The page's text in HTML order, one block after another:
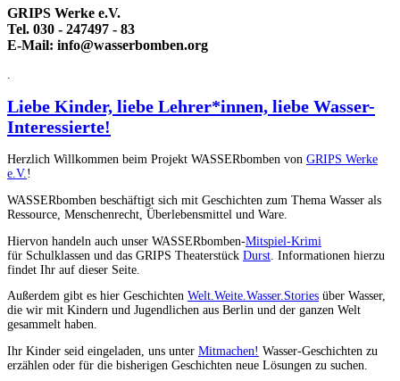
GRIPS Werke e.V.
Tel. 030 - 247497 - 83
E-Mail: info@wasserbomben.org
Liebe Kinder, liebe Lehrer*innen, liebe Wasser-
Interessierte!
Herzlich Willkommen beim Projekt WASSERbomben von GRIPS Werke
e.V.!
WASSERbomben beschäftigt sich mit Geschichten zum Thema Wasser als
Ressource, Menschenrecht, Überlebensmittel und Ware.
Hiervon handeln auch unser WASSERbomben-Mitspiel-Krimi
für Schulklassen und das GRIPS Theaterstück Durst . Informationen hierzu
findet Ihr auf dieser Seite.
Außerdem gibt es hier Geschichten Welt.Weite.Wasser.Stories über Wasser,
die wir mit Kindern und Jugendlichen aus Berlin und der ganzen Welt
gesammelt haben.
Ihr Kinder seid eingeladen, uns unter Mitmachen! Wasser-Geschichten zu
erzählen oder für die bisherigen Geschichten neue Lösungen zu suchen.